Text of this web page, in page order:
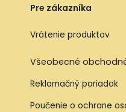
Pre zákazníka
Vrátenie produktov
Všeobecné
Reklamačný poriadok
Poučenie o ochrane